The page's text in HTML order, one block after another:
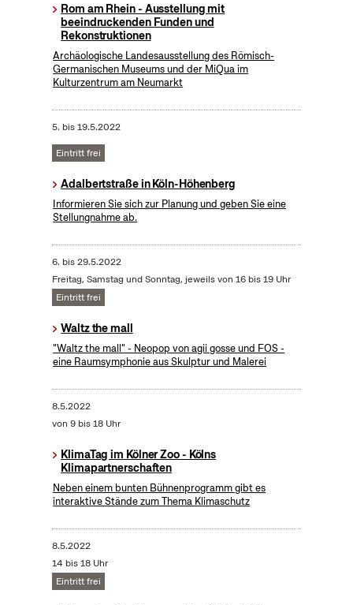
Rom am Rhein - Ausstellung mit
beeindruckenden Funden und
Rekonstruktionen
Archäologische Landesausstellung des Römisch-
Germanischen Museums und der MiQua im
Kulturzentrum am Neumarkt
5. bis19.5.2022
Eintritt frei
Adalbertstraße in Köln-Höhenberg
Informieren Sie sich zur Planung und geben Sie eine
Stellungnahme ab.
6. bis29.5.2022
Freitag, Samstag und Sonntag, jeweils von 16 bis 19 Uhr
Eintritt frei
Waltz the mall
"Waltz the mall" - Neopop von agii gosse und FOS -
eine Raumsymphonie aus Skulptur und Malerei
8.5.2022
von 9 bis 18 Uhr
KlimaTag im Kölner Zoo - Kölns
Klimapartnerschaften
Neben einem bunten Bühnenprogramm gibt es
interaktive Stände zum Thema Klimaschutz
8.5.2022
14 bis 18 Uhr
Eintritt frei